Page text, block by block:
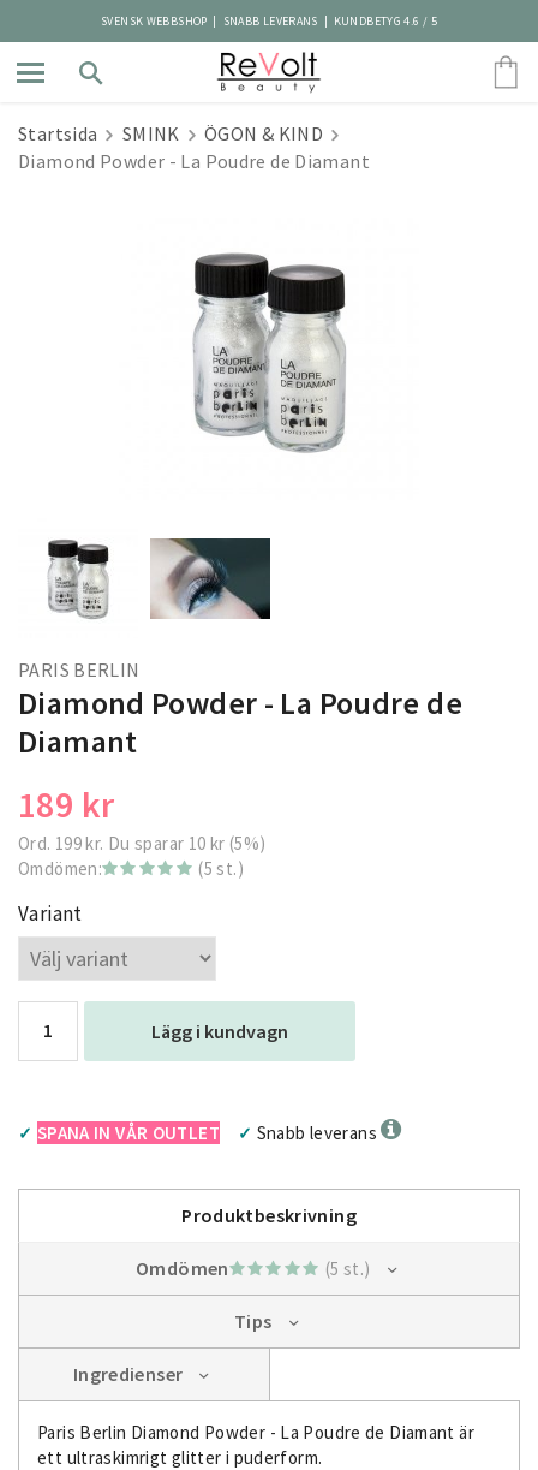
SVENSK WEBBSHOP | SNABB LEVERANS | KUNDBETYG 4.6 / 5
Startsida SMINK
ÖGON & KIND
Diamond Powder - La Poudre de Diamant
PARIS BERLIN
Diamond Powder - La Poudre de
Diamant
189 kr
Ord. 199 kr. Du sparar 10 kr (5%)
Omdömen:
(5 st.)
Variant
Lägg i kundvagn
✓ SPANA IN VÅR OUTLET ✓ Snabb leverans
Produktbeskrivning
Omdömen (5 st.)
Tips
Ingredienser
Paris Berlin Diamond Powder - La Poudre de Diamant är
ett ultraskimrigt glitter i puderform.